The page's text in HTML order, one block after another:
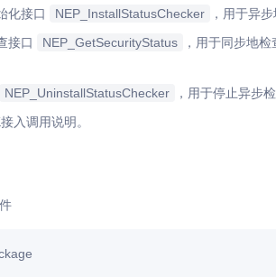
化接口
NEP_InstallStatusChecker
，用于异
接口
NEP_GetSecurityStatus
，用于同步地
NEP_UninstallStatusChecker
，用于停止异步
入调用说明。